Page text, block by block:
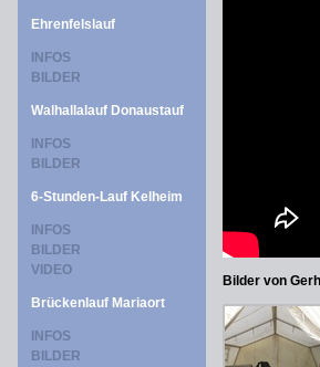
Ehrenfelslauf
INFOS
BILDER
Walhallalauf Donaustauf
INFOS
BILDER
6-Stunden-Lauf Kelheim
INFOS
BILDER
VIDEO
Brückenlauf Mariaort
INFOS
BILDER
Bilder von